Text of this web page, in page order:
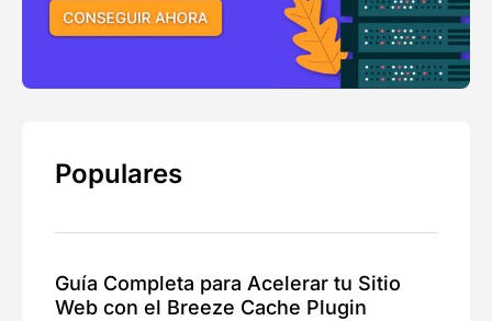
Populares
Guía Completa para Acelerar tu Sitio
Web con el Breeze Cache Plugin